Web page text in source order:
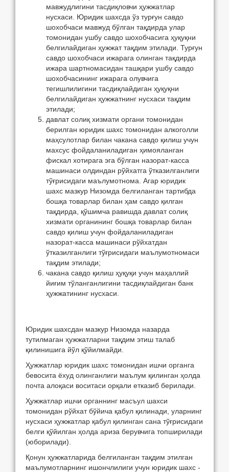
мавжудлигини тасдиқловчи ҳужжатлар
нусхаси. Юридик шахсда ўз турғун савдо
шохобчаси мавжуд бўлган тақдирда улар
томонидан ушбу савдо шохобчасига ҳуқуқни
белгилайдиган ҳужжат тақдим этилади. Турғун
савдо шохобчаси ижарага олинган тақдирда
ижара шартномасидан ташқари ушбу савдо
шохобчасининг ижарага олувчига
тегишлилигини тасдиқлайдиган ҳуқуқни
белгилайдиган ҳужжатнинг нусхаси тақдим
этилади;
давлат солиқ хизмати органи томонидан
берилган юридик шахс томонидан алкоголли
маҳсулотлар билан чакана савдо қилиш учун
махсус фойдаланиладиган ҳимояланган
фискал хотирага эга бўлган назорат-касса
машинаси олдиндан рўйхатга ўтказилганлиги
тўғрисидаги маълумотнома. Агар юридик
шахс мазкур Низомда белгиланган тартибда
бошқа товарлар билан ҳам савдо қилган
тақдирда, қўшимча равишда давлат солиқ
хизмати органининг бошқа товарлар билан
савдо қилиш учун фойдаланиладиган
назорат-касса машинаси рўйхатдан
ўтказилганлиги тўғрисидаги маълумотномаси
тақдим этилади;
чакана савдо қилиш ҳуқуқи учун маҳаллий
йиғим тўланганлигини тасдиқлайдиган банк
ҳужжатининг нусхаси.
Юридик шахсдан мазкур Низомда назарда
тутилмаган ҳужжатларни тақдим этиш талаб
қилинишига йўл қўйилмайди.
Ҳужжатлар юридик шахс томонидан ишчи органга
бевосита ёхуд олинганлиги маълум қилинган ҳолда
почта алоқаси воситаси орқали етказиб берилади.
Ҳужжатлар ишчи органнинг масъул шахси
томонидан рўйхат бўйича қабул қилинади, уларнинг
нусхаси ҳужжатлар қабул қилинган сана тўғрисидаги
белги қўйилган ҳолда ариза берувчига топширилади
(юборилади).
Қонун ҳужжатларида белгиланган тақдим этилган
маълумотларнинг ишончлилиги учун юридик шахс -